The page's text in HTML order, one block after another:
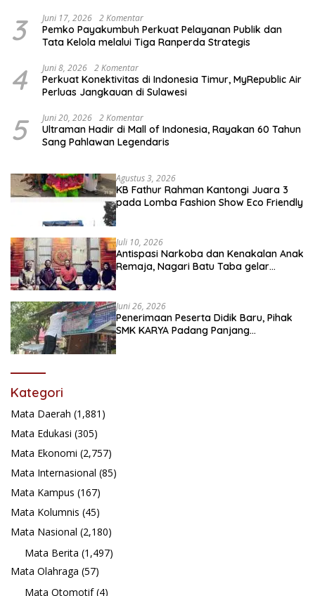
3 Juni 17, 2026 2 Komentar
Pemko Payakumbuh Perkuat Pelayanan Publik dan
Tata Kelola melalui Tiga Ranperda Strategis
4 Juni 8, 2026 2 Komentar
Perkuat Konektivitas di Indonesia Timur, MyRepublic Air
Perluas Jangkauan di Sulawesi
5 Juni 20, 2026 2 Komentar
Ultraman Hadir di Mall of Indonesia, Rayakan 60 Tahun
Sang Pahlawan Legendaris
Agustus 3, 2026
KB Fathur Rahman Kantongi Juara 3
pada Lomba Fashion Show Eco Friendly
Juli 10, 2026
Antispasi Narkoba dan Kenakalan Anak
Remaja, Nagari Batu Taba gelar
Juni 26, 2026
Penerimaan Peserta Didik Baru, Pihak
SMK KARYA Padang Panjang
Kategori
Mata Daerah (1,881)
Mata Edukasi (305)
Mata Ekonomi (2,757)
Mata Internasional (85)
Mata Kampus (167)
Mata Kolumnis (45)
Mata Nasional (2,180)
Mata Berita (1,497)
Mata Olahraga (57)
Mata Otomotif(4)